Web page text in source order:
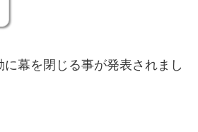
幕を閉じる事が発表されまし